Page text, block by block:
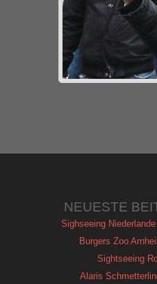
NEUESTE
Sighseeing
Burgers Zoo
Sightseeing
Alaris